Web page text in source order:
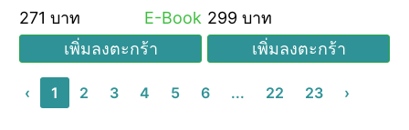
271 บาท
E-Book
เพิ่มลงตะกร้า
299 บาท
เพิ่มลงตะกร้า
‹ 1 2 3 4 5 6 ... 22 23 ›